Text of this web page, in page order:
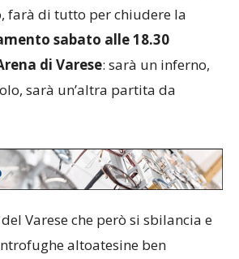
farà di tutto per chiudere la
sabato alle 18.30
di Varese: sarà un inferno,
sarà un’altra partita da
Varese che però si sbilancia e
altoatesine ben